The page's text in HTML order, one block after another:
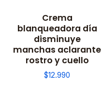
Crema
blanqueadora día
disminuye
manchas aclarante
rostro y cuello
$12.990